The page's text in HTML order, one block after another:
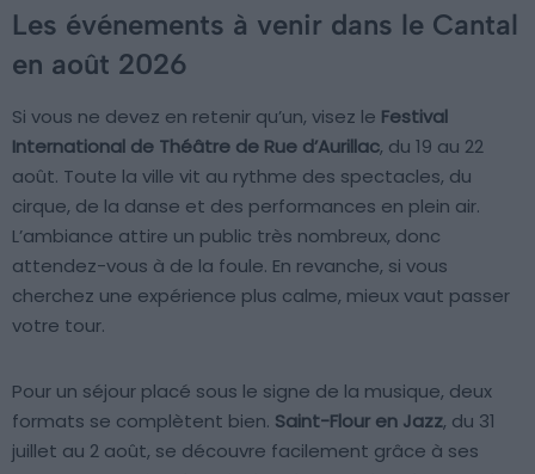
Les événements à venir dans le Cantal
en août 2026
Si vous ne devez en retenir qu’un, visez le Festival
International de Théâtre de Rue d’Aurillac, du 19 au 22
août. Toute la ville vit au rythme des spectacles, du
cirque, de la danse et des performances en plein air.
L’ambiance attire un public très nombreux, donc
attendez-vous à de la foule. En revanche, si vous
cherchez une expérience plus calme, mieux vaut passer
votre tour.
Pour un séjour placé sous le signe de la musique, deux
formats se complètent bien. Saint-Flour en Jazz, du 31
juillet au 2 août, se découvre facilement grâce à ses